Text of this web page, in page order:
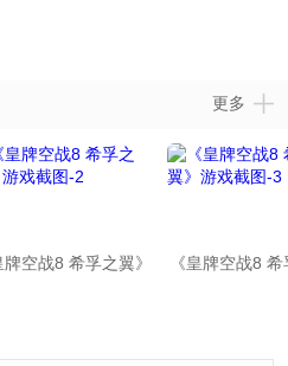
更多
牌空战8 希孚之翼》
《皇牌空战8